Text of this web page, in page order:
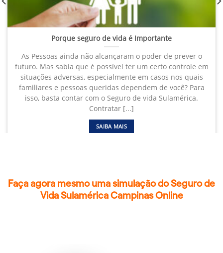
Porque seguro de vida é Importante
As Pessoas ainda não alcançaram o poder de prever o
futuro. Mas sabia que é possível ter um certo controle em
situações adversas, especialmente em casos nos quais
familiares e pessoas queridas dependem de você? Para
isso, basta contar com o Seguro de vida Sulamérica.
Contratar [...]
SAIBA MAIS
Faça agora mesmo uma simulação do Seguro de
Vida Sulamérica Campinas Online